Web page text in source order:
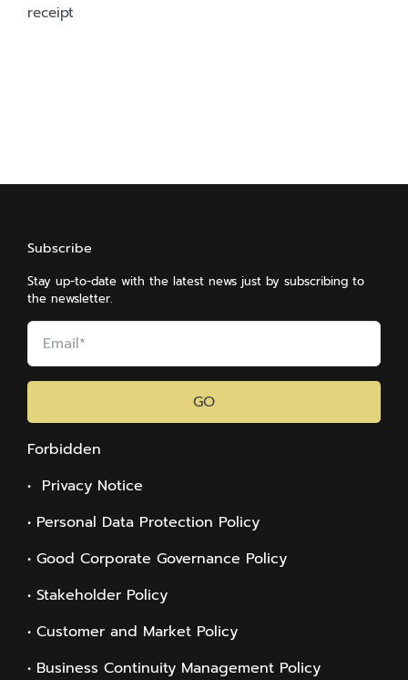
receipt
Subscribe
Stay up-to-date with the latest news just by subscribing to
the newsletter.
GO
Forbidden
• Privacy Notice
• Personal Data Protection Policy
• Good Corporate Governance Policy
• Stakeholder Policy
• Customer and Market Policy
• Business Continuity Management Policy